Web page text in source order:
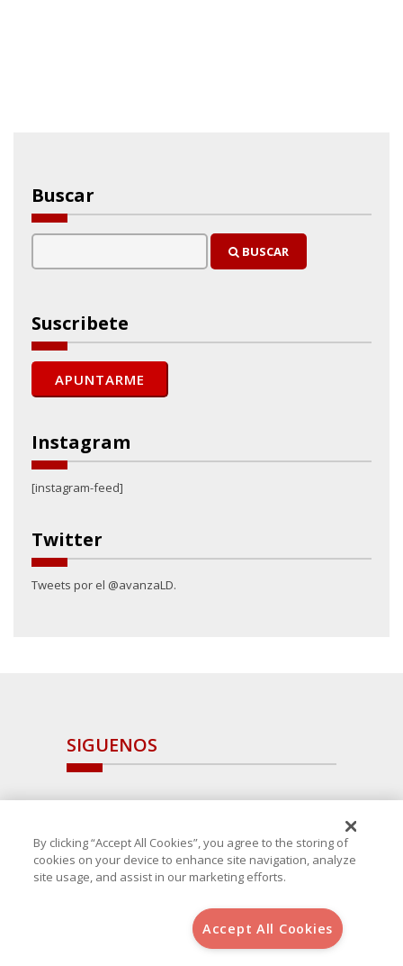
Buscar
BUSCAR
Suscribete
Instagram
[instagram-feed]
Twitter
Tweets por el @avanzaLD.
SIGUENOS
, S.L.U.(B-64405731) c/ San Norberto
By clicking “Accept All Cookies”, you agree to the storing of
cookies on your device to enhance site navigation, analyze
site usage, and assist in our marketing efforts.
Accept All Cookies